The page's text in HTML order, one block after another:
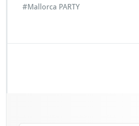
#Mallorca PARTY